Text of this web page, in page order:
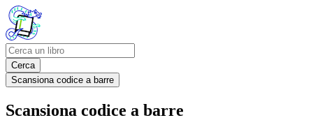
Cerca
Scansiona codice a barre
Scansiona codice a barre